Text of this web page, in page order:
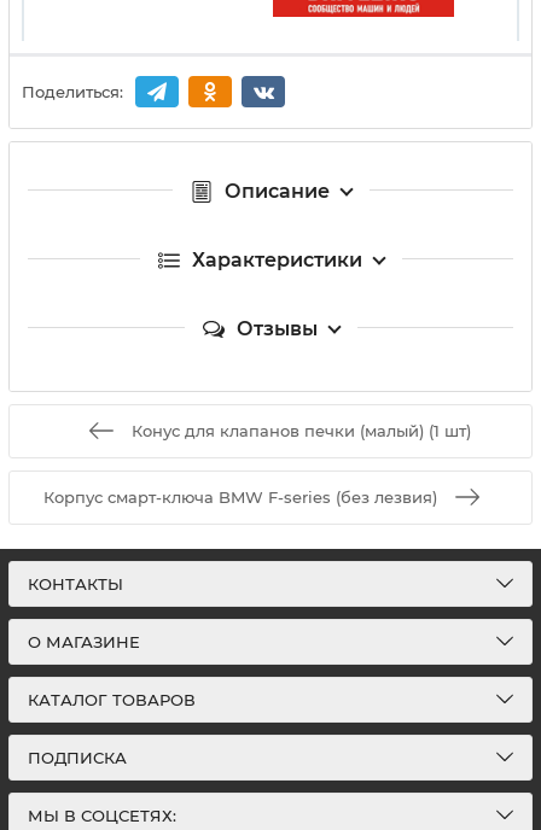
Поделиться:
Описание
Характеристики
Отзывы
Конус для клапанов печки (малый) (1 шт)
Корпус смарт-ключа BMW F-series (без лезвия)
КОНТАКТЫ
О МАГАЗИНЕ
КАТАЛОГ ТОВАРОВ
ПОДПИСКА
МЫ В СОЦСЕТЯХ: